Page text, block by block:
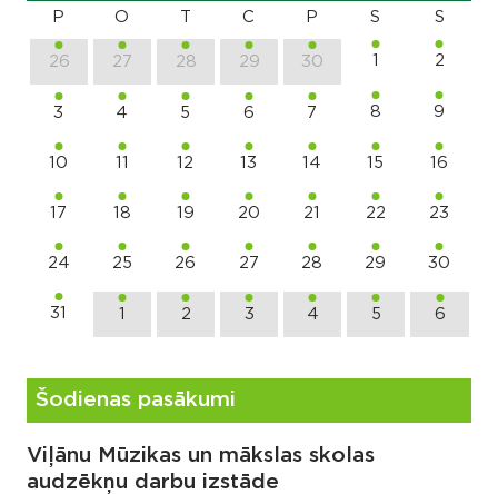
P O C P S S
26 27 28 29 30 1 2
3 4 5 6 7 8 9
10 11 12 13 14 15 16
17 18 19 20 21 22 23
24 25 26 27 28 29 30
31 1 2 3 4 5 6
Šodienas pasākumi
Viļānu Mūzikas un mākslas skolas
audzēkņu darbu izstāde